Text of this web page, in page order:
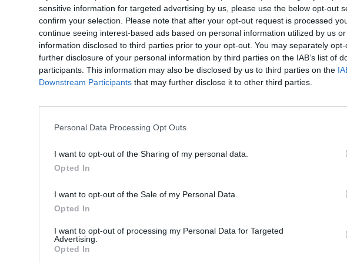
sensitive information for targeted advertising by us, please use the below opt-out
confirm your selection. Please note that after your opt-out request is processed
continue seeing interest-based ads based on personal information utilized by us
information disclosed to third parties prior to your opt-out. You may separately
further disclosure of your personal information by third parties on the IAB’s list of
participants. This information may also be disclosed by us to third parties on the
Downstream Participants that may further disclose it to other third parties.
Personal Data Processing Opt Outs
I want to opt-out of the Sharing of my personal data.
Opted In
I want to opt-out of the Sale of my Personal Data.
Opted In
I want to opt-out of processing my Personal Data for Targeted
Advertising.
Opted In
Cím: Dudás Attila
Műgyűjtők Háza kft.
Budapest
1023.Bp. Zsigmond tér 11.
1023
Telefon: 18008123
Bemutatkozás: 2013 nyarán nyitottuk meg
optimális áron, gyorsan találjanak vevőt
gyűjteményüket változatos kínálatunkból.
árverést! Kedd-től péntek-ig 11.00-este 18.00